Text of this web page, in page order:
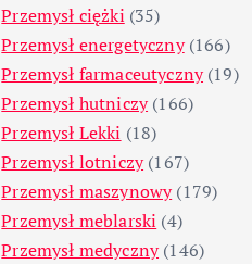
Przemysł ciężki (35)
Przemysł energetyczny(166)
Przemysł farmaceutyczny(19)
Przemysł hutniczy(166)
Przemysł Lekki (18)
Przemysł lotniczy(167)
Przemysł maszynowy(179)
Przemysł meblarski (4)
Przemysł medyczny(146)